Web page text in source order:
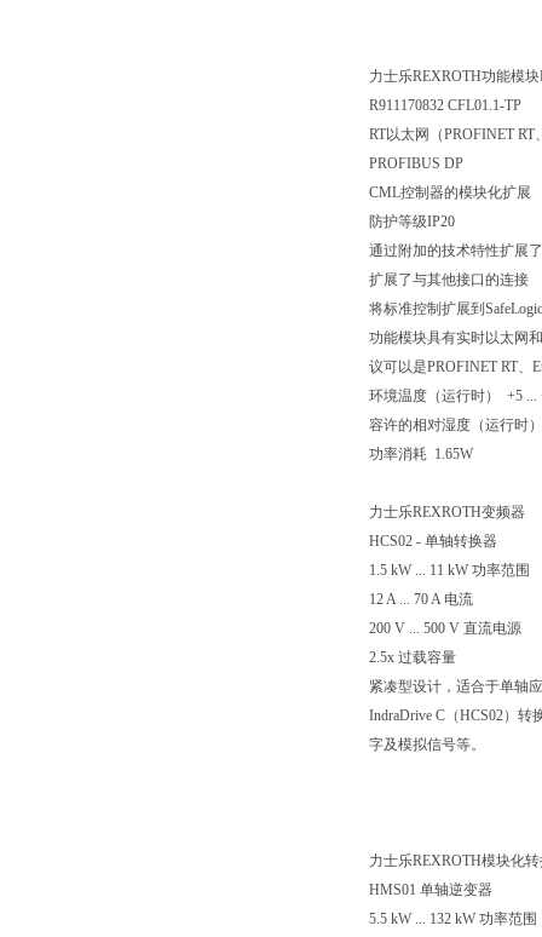
力士乐REXROTH功能模
R911170832 CFL01.1-TP
RT以太网（PROFINET
PROFIBUS DP
CML控制器的模块化扩展
防护等级IP20
通过附加的技术特性扩展
扩展了与其他接口的连接
将标准控制扩展到
功能模块具有实时以太网
议可以是PROFINET RT、
环境温度（运行时） +5
容许的相对湿度（运行时
功率消耗 1.65W
力士乐REXROTH变频器
HCS02 - 单轴转换器
1.5 kW ... 11 kW 功率范围
12 A ... 70 A 电流
200 V ... 500 V 直流电源
2.5x 过载容量
紧凑型设计，适合于单轴
IndraDrive C（HCS02）
字及模拟信号等。
力士乐REXROTH模块化
HMS01 单轴逆变器
5.5 kW ... 132 kW 功率范围